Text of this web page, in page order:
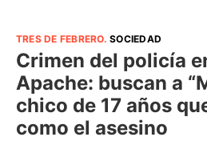
TRES DE FEBRERO.SOCIEDAD
Crimen del policía
Apache: buscan a
chico de 17 años
como el asesino